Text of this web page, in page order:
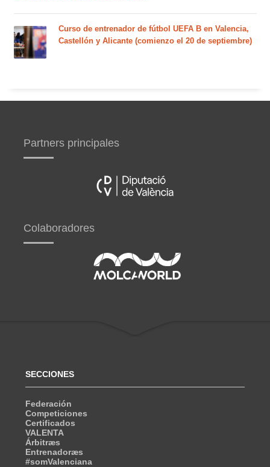
Curso de entrenador de fútbol UEFA B en Valencia,
Castellón y Alicante (comienzo el 20 de septiembre)
Partners principales
Colaboradores
SECCIONES
Federación
Competiciones
Certificados
VALENTA
Árbitræs
Entrenadoræs
#somValenciana